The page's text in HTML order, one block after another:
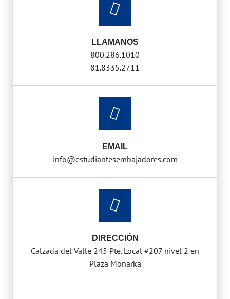
LLAMANOS
800.286.1010
81.8335.2711
EMAIL
info@estudiantesembajadores.com
DIRECCIÓN
Calzada del Valle 245 Pte. Local #207 nivel 2 en
Plaza Monarka